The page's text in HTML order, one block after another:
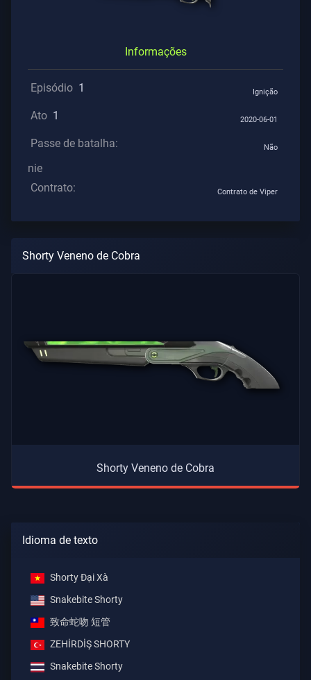
Informações
Episódio 1 Ignição
Ato 1 2020-06-01
Passe de batalha: Não
nie
Contrato:
Contrato de Viper
Shorty Veneno de Cobra
Shorty Veneno de Cobra
Idioma de texto
Shorty Đại Xà
Snakebite Shorty
致命蛇吻 短管
ZEHİRDİŞ SHORTY
Snakebite Shorty